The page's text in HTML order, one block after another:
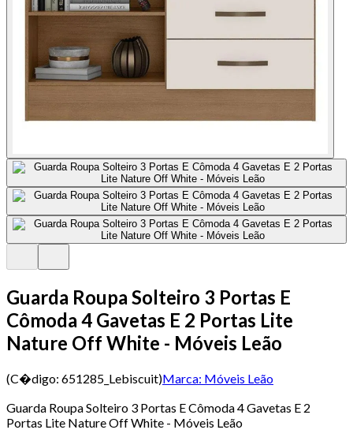
Guarda Roupa Solteiro 3 Portas E
Cômoda 4 Gavetas E 2 Portas Lite
Nature Off White - Móveis Leão
(C�digo: 651285_Lebiscuit)Marca: Móveis Leão
Guarda Roupa Solteiro 3 Portas E Cômoda 4 Gavetas E 2
Portas Lite Nature Off White - Móveis Leão